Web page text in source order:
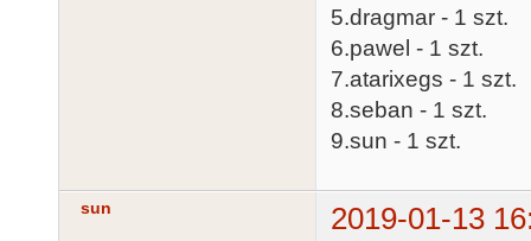
5.dragmar - 1 szt.
6.pawel - 1 szt.
7.atarixegs - 1 szt.
8.seban - 1 szt.
9.sun - 1 szt.
sun 2019-01-13